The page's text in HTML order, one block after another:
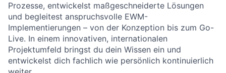
Prozesse, entwickelst maßgeschneiderte Lösungen
und begleitest anspruchsvolle EWM-
Implementierungen – von der Konzeption bis zum Go-
Live. In einem innovativen, internationalen
Projektumfeld bringst du dein Wissen ein und
entwickelst dich fachlich wie persönlich kontinuierlich